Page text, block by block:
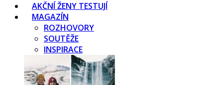
AKČNÍ ŽENY TESTUJÍ
MAGAZÍN
ROZHOVORY
SOUTĚŽE
INSPIRACE